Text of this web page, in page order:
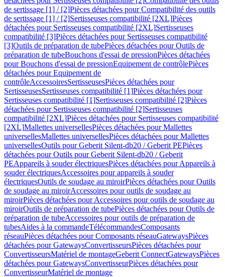
de sertissage [1] / [2]Pièces détachées pour Compatibilité des outils
de sertissage [1] / [2]Sertisseuses compatibilité [2XL]Pièces
détachées pour Sertisseuses compatibilité [2XL]Sertisseuses
compatibilité [3]Pièces détachées pour Sertisseuses compatibilité
[3]Outils de préparation de tubePièces détachées pour Outils de
préparation de tubeBouchons d'essai de pressionPièces détachées
pour Bouchons d'essai de pressionEquipement de contrôlePièces
détachées pour Equipement de
contrôleAccessoiresSertisseusesPièces détachées pour
SertisseusesSertisseuses compatibilité [1]Pièces détachées pour
Sertisseuses compatibilité [1]Sertisseuses compatibilité [2]Pièces
détachées pour Sertisseuses compatibilité [2]Sertisseuses
compatibilité [2XL]Pièces détachées pour Sertisseuses compatibilité
[2XL]Mallettes universellesPièces détachées pour Mallettes
universellesMallettes universellesPièces détachées pour Mallettes
universellesOutils pour Geberit Silent-db20 / Geberit PEPièces
détachées pour Outils pour Geberit Silent-db20 / Geberit
PEAppareils à souder électriquesPièces détachées pour Appareils à
souder électriquesAccessoires pour appareils à souder
électriquesOutils de soudage au miroirPièces détachées pour Outils
de soudage au miroirAccessoires pour outils de soudage au
miroirPièces détachées pour Accessoires pour outils de soudage au
miroirOutils de préparation de tubePièces détachées pour Outils de
préparation de tubeAccessoires pour outils de préparation de
tubesAides à la commandeTélécommandesComposants
réseauPièces détachées pour Composants réseauGatewaysPièces
détachées pour GatewaysConvertisseursPièces détachées pour
ConvertisseursMatériel de montageGeberit ConnectGatewaysPièces
détachées pour GatewaysConvertisseurPièces détachées pour
ConvertisseurMatériel de montage